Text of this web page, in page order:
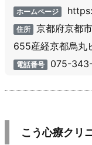
ホームページ
住所 京都府京都
655産経京都烏丸
電話番号 075-343-
こう心療クリ